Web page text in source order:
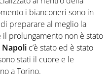
e scandaglia l'universo
i bianconeri sono in
preparare al meglio la
il prolungamento non è stato
Napoli c’è stato ed è stato
stati il cuore e le
a Torino.